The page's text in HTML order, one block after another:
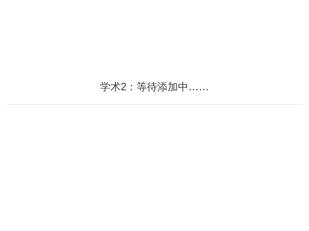
学术2：等待添加中……